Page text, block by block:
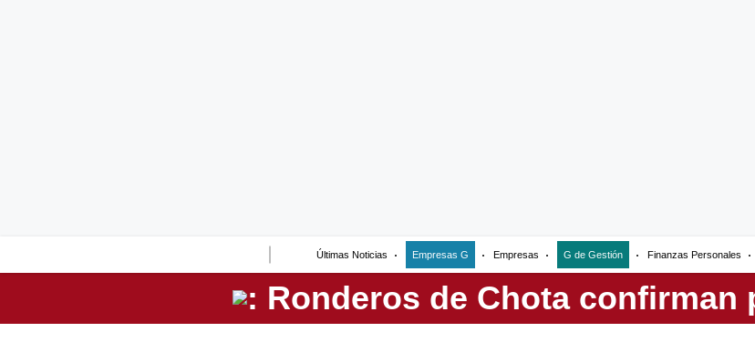
Últimas Noticias Empresas G Empresas G de Gestión Finanzas Personales
Perú